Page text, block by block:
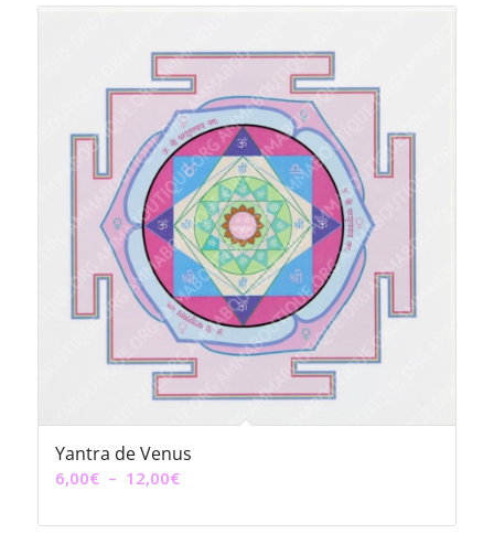
Yantra de Venus
6,00€ – 12,00€Plage
prix :